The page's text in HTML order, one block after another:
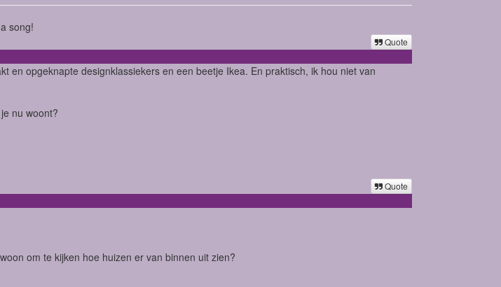
song!
Quote
en opgeknapte designklassiekers en een beetje Ikea. En praktisch, ik hou niet van
nu woont?
Quote
om te kijken hoe huizen er van binnen uit zien?